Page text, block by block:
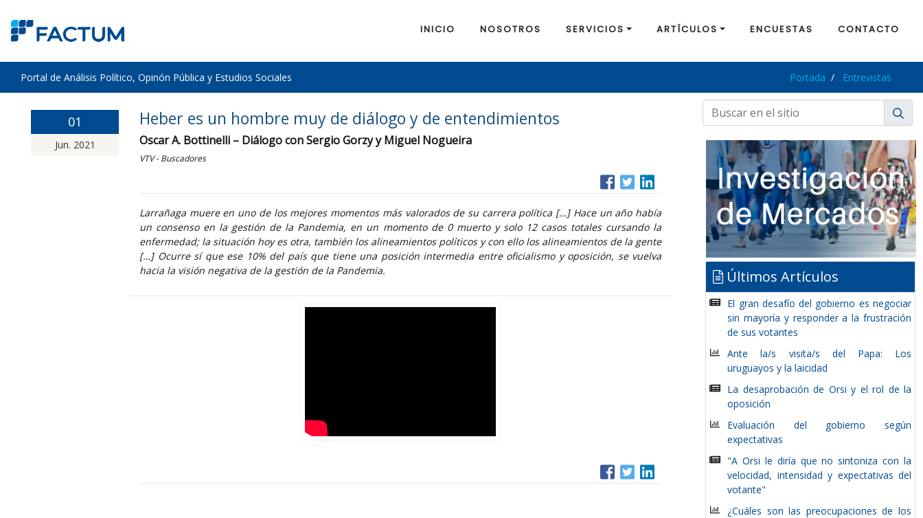
INICIO NOSOTROS SERVICIOS ARTÍCULOS ENCUESTAS CONTACTO
Portal de Análisis Político, Opinón Pública y Estudios Sociales Portada Entrevistas
01
Jun. 2021
Heber es un hombre muy de diálogo y de entendimientos
Oscar A. Bottinelli – Diálogo con Sergio Gorzy y Miguel Nogueira
VTV - Buscadores
Larrañaga muere en uno de los mejores momentos más valorados de su carrera política […] Hace un año había
un consenso en la gestión de la Pandemia, en un momento de 0 muerto y solo 12 casos totales cursando la
enfermedad; la situación hoy es otra, también los alineamientos políticos y con ello los alineamientos de la gente
[…] Ocurre sí que ese 10% del país que tiene una posición intermedia entre oficialismo y oposición, se vuelva
hacia la visión negativa de la gestión de la Pandemia.
Últimos Artículos
El gran desafío del gobierno es negociar
sin mayoría y responder a la frustración
de sus votantes
Ante la/s visita/s del Papa: Los
uruguayos y la laicidad
La desaprobación de Orsi y el rol de la
oposición
Evaluación del gobierno según
expectativas
"A Orsi le diría que no sintoniza con la
velocidad, intensidad y expectativas del
votante"
¿Cuáles son las preocupaciones de los